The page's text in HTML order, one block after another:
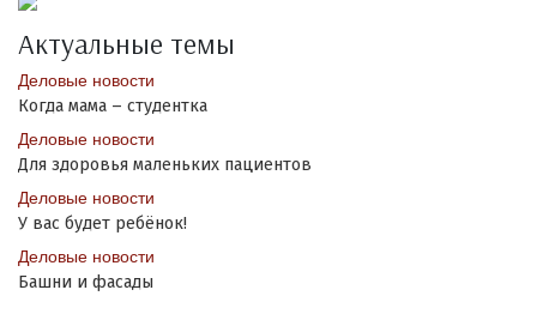
Актуальные темы
Деловые новости
Когда мама – студентка
Деловые новости
Для здоровья маленьких пациентов
Деловые новости
У вас будет ребёнок!
Деловые новости
Башни и фасады